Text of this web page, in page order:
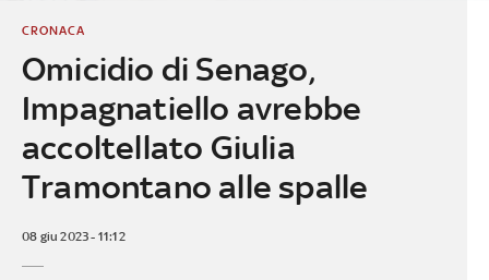
Omicidio di Senago,
Impagnatiello avrebbe
accoltellato Giulia
Tramontano alle spalle
CRONACA
08 giu 2023 - 11:12